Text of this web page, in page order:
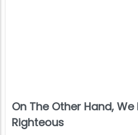
On The Other Hand,
Righteous